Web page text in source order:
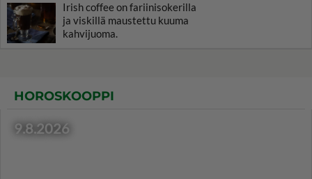
Irish coffee on fariinisokerilla
ja viskillä maustettu kuuma
kahvijuoma.
HOROSKOOPPI
9.8.2026